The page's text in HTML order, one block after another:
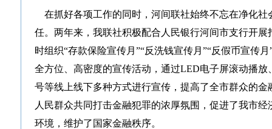
在抓好各项工作的同时，河间联社始终不忘在净化社
任。两年来，我联社积极配合人民银行河间市支行开
时组织“存款保险宣传月”“反洗钱宣传月”“反假币宣传
全方位、高密度的宣传活动，通过LED电子屏滚动播
号等线上线下多种方式进行宣传，提高了全市群众的
人民群众共同打击金融犯罪的浓厚氛围，促进了我市
环境，维护了国家金融秩序。